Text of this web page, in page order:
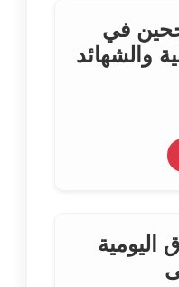
في
والشهائد
اليومية